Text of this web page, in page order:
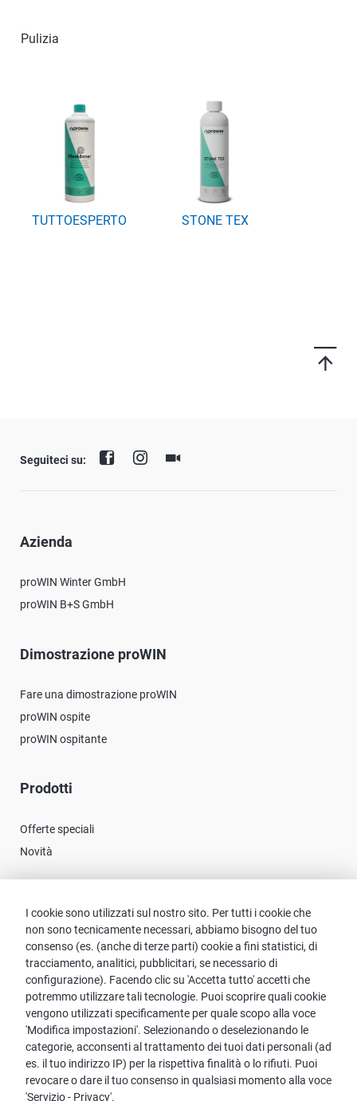
Pulizia
TUTTOESPERTO STONE TEX
I cookie sono utilizzati sul nostro sito. Per tutti i cookie che
non sono tecnicamente necessari, abbiamo bisogno del tuo
consenso (es. (anche di terze parti) cookie a fini statistici, di
tracciamento, analitici, pubblicitari, se necessario di
configurazione). Facendo clic su 'Accetta tutto' accetti che
potremmo utilizzare tali tecnologie. Puoi scoprire quali cookie
vengono utilizzati specificamente per quale scopo alla voce
'Modifica impostazioni'. Selezionando o deselezionando le
categorie, acconsenti al trattamento dei tuoi dati personali (ad
es. il tuo indirizzo IP) per la rispettiva finalità o lo rifiuti. Puoi
revocare o dare il tuo consenso in qualsiasi momento alla voce
'Servizio - Privacy'.
Seguiteci su:
Azienda
proWIN Winter GmbH
proWIN B+S GmbH
Dimostrazione proWIN
Fare una dimostrazione proWIN
proWIN ospite
proWIN ospitante
Prodotti
Offerte speciali
Novità
Contattare proWIN
FAQ servizio
Avviso:
Per ragioni di più facile leggibilità, il linguaggio maschile è usato
per nomi e pronomi personali. Tuttavia, ciò non implica